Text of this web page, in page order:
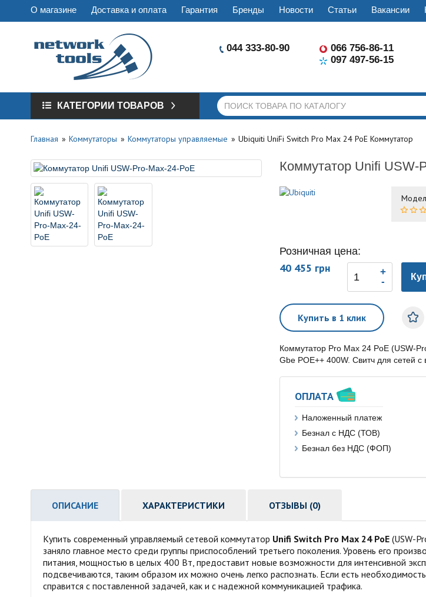
О магазине Доставка и оплата Гарантия Бренды Новости Статьи Вакансии
044 333-80-90
066 756-86-11
097 497-56-15
КАТЕГОРИИ ТОВАРОВ
Главная Коммутаторы Коммутаторы управляемые Ubiquiti UniFi Switch Pro Max 24 PoE Коммутатор
Коммутатор Unifi USW-
Розничная цена:
40 455 грн
Купить в 1 клик
Коммутатор Pro Max 24 PoE (USW-
Gbe POE++ 400W. Свитч для сетей с
ОПЛАТА
Наложенный платеж
Безнал с НДС (ТОВ)
Безнал без НДС (ФОП)
ОПИСАНИЕ ХАРАКТЕРИСТИКИ ОТЗЫВЫ (0)
Купить современный управляемый сетевой коммутатор Unifi Switch Pro Max 24 PoE (USW-
заняло главное место среди группы приспособлений третьего поколения. Уровень его
питания, мощностью в целых 400 Вт, предоставит новые возможности для интенсивной
подсвечиваются, таким образом их можно очень легко распознать. Если есть
справится с поставленной задачей, как и с надежной коммуникацией трафика.